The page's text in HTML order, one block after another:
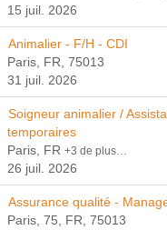
15 juil. 2026
Animalier - F/H - CDI
Paris, FR, 75013
31 juil. 2026
Soigneur animalier /
temporaires
Paris, FR +3 de plus…
26 juil. 2026
Assurance qualité -
Paris, 75, FR, 75013